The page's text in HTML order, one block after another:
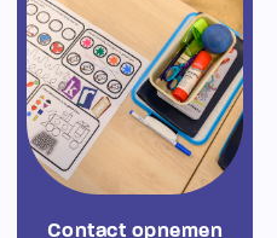
Contact opnemen